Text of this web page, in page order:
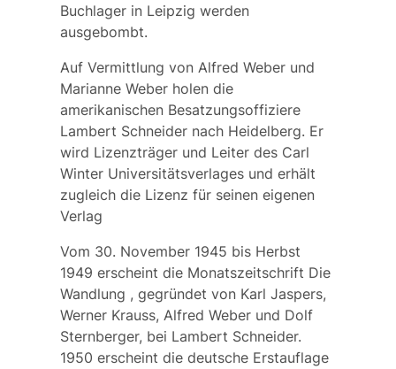
Buchlager in Leipzig werden
ausgebombt.
Auf Vermittlung von Alfred Weber und
Marianne Weber holen die
amerikanischen Besatzungsoffiziere
Lambert Schneider nach Heidelberg. Er
wird Lizenzträger und Leiter des Carl
Winter Universitätsverlagesund erhält
zugleich die Lizenz für seinen eigenen
Verlag
Vom 30. November 1945 bis Herbst
1949 erscheint die Monatszeitschrift Die
Wandlung , gegründet von Karl Jaspers,
Werner Krauss, Alfred Weber und Dolf
Sternberger, bei Lambert Schneider.
1950 erscheint die deutsche Erstauflage